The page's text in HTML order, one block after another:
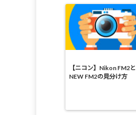
【ニコン】Nikon FM2と
NEW FM2の見分け方